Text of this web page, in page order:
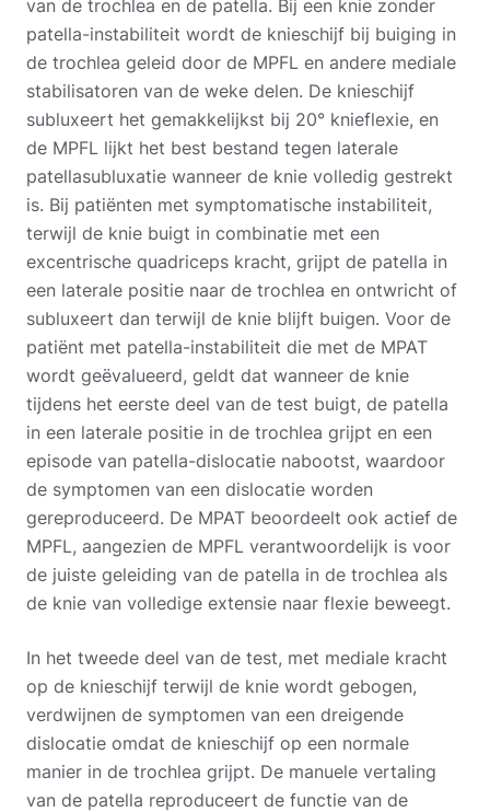
van de trochlea en de patella. Bij een knie zonder
patella-instabiliteit wordt de knieschijf bij buiging in
de trochlea geleid door de MPFL en andere mediale
stabilisatoren van de weke delen. De knieschijf
subluxeert het gemakkelijkst bij 20° knieflexie, en
de MPFL lijkt het best bestand tegen laterale
patellasubluxatie wanneer de knie volledig gestrekt
is. Bij patiënten met symptomatische instabiliteit,
terwijl de knie buigt in combinatie met een
excentrische quadriceps kracht, grijpt de patella in
een laterale positie naar de trochlea en ontwricht of
subluxeert dan terwijl de knie blijft buigen. Voor de
patiënt met patella-instabiliteit die met de MPAT
wordt geëvalueerd, geldt dat wanneer de knie
tijdens het eerste deel van de test buigt, de patella
in een laterale positie in de trochlea grijpt en een
episode van patella-dislocatie nabootst, waardoor
de symptomen van een dislocatie worden
gereproduceerd. De MPAT beoordeelt ook actief de
MPFL, aangezien de MPFL verantwoordelijk is voor
de juiste geleiding van de patella in de trochlea als
de knie van volledige extensie naar flexie beweegt.
In het tweede deel van de test, met mediale kracht
op de knieschijf terwijl de knie wordt gebogen,
verdwijnen de symptomen van een dreigende
dislocatie omdat de knieschijf op een normale
manier in de trochlea grijpt. De manuele vertaling
van de patella reproduceert de functie van de